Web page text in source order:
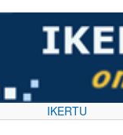
IKERTU